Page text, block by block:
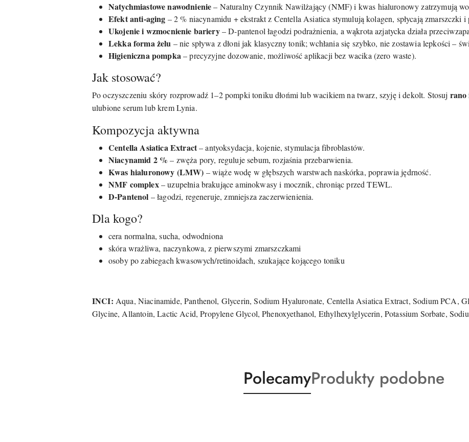
Natychmiastowe nawodnienie– Naturalny Czynnik Nawilżający (NMF) i kwas hialuronowy zatrzymują
Efekt anti-aging – 2 % niacynamidu + ekstrakt z Centella Asiatica stymulują kolagen, spłycają zmarszczki i
Ukojenie i wzmocnienie bariery– D-pantenol łagodzi podrażnienia, a wąkrota azjatycka działa
Lekka forma żelu – nie spływa z dłoni jak klasyczny tonik; wchłania się szybko, nie zostawia lepkości –
Higieniczna pompka– precyzyjne dozowanie, możliwość aplikacji bez wacika (zero waste).
Jak stosować?
Po oczyszczeniu skóry rozprowadź 1–2 pompki toniku dłońmi lub wacikiem na twarz, szyję i dekolt. Stosuj rano
ulubione serum lub krem Lynia.
Kompozycja aktywna
Centella Asiatica Extract– antyoksydacja, kojenie, stymulacja fibroblastów.
Niacynamid 2 % – zwęża pory, reguluje sebum, rozjaśnia przebarwienia.
Kwas hialuronowy (LMW) – wiąże wodę w głębszych warstwach naskórka, poprawia jędrność.
NMF complex– uzupełnia brakujące aminokwasy i mocznik, chroniąc przed TEWL.
D-Pantenol – łagodzi, regeneruje, zmniejsza zaczerwienienia.
Dla kogo?
cera normalna, sucha, odwodniona
skóra wrażliwa, naczynkowa, z pierwszymi zmarszczkami
osoby po zabiegach kwasowych/retinoidach, szukające kojącego toniku
INCI: Aqua, Niacinamide, Panthenol, Glycerin, Sodium Hyaluronate, Centella Asiatica Extract, Sodium PCA,
Glycine, Allantoin, Lactic Acid, Propylene Glycol, Phenoxyethanol, Ethylhexylglycerin, Potassium Sorbate,
Produkty
o
PolecamyProdukty
o
Produkty podobne